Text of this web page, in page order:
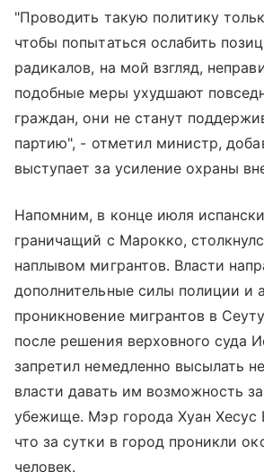
"Проводить такую политику
чтобы попытаться ослабить
радикалов, на мой взгляд,
подобные меры ухудшают
граждан, они не станут
партию", - отметил министр,
выступает за усиление охраны
Напомним, в конце июля
граничащий с Марокко,
наплывом мигрантов. Власти
дополнительные силы полиции и
проникновение мигрантов в
после решения верховного суда
запретил немедленно высылать
власти давать им возможность
убежище. Мэр города Хуан Хесус
что за сутки в город проникли
человек.